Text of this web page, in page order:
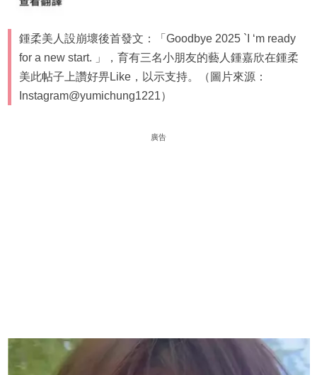
鍾柔美人設崩壞後首發文：「Goodbye 2025 `I ‘m ready
for a new start. 」，育有三名小朋友的藝人鍾嘉欣在鍾柔
美此帖子上讚好畀Like，以示支持。（圖片來源：
Instagram@yumichung1221）
廣告